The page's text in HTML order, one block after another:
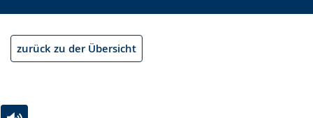
zurück zu der Übersicht